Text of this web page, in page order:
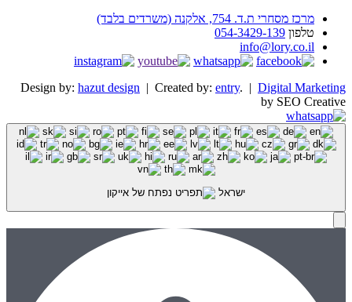
מרכז מסחרי ת.ד. 754, אלקנה (משרדים בלבד)
טלפון 054-3429-139
info@lory.co.il
Design by: hazut design | Created by: entry. | Digital Marketing
by SEO Creative
ישראל